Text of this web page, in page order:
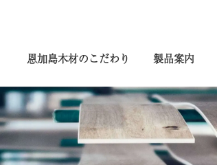
恩加島木材のこだわり 製品案内